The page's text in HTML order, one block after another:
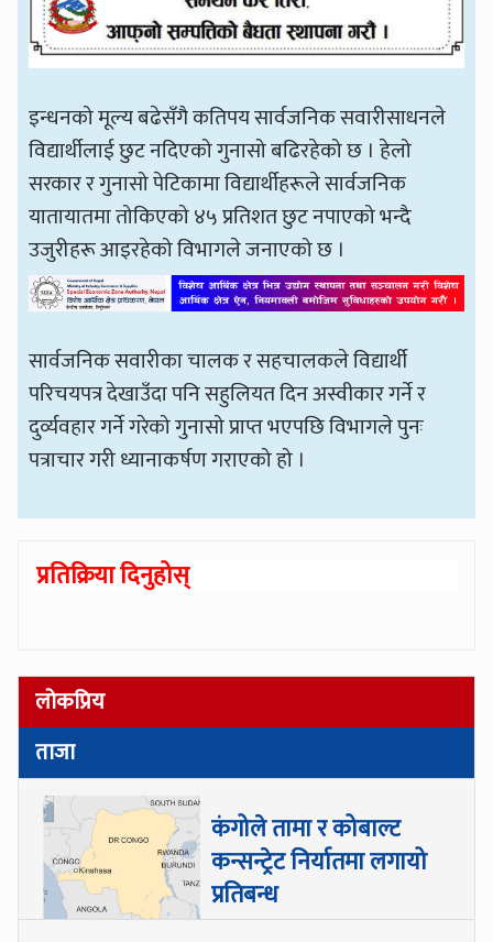
इन्धनको मूल्य बढेसँगै कतिपय सार्वजनिक सवारीसाधनले
विद्यार्थीलाई छुट नदिएको गुनासो बढिरहेको छ । हेलो
सरकार र गुनासो पेटिकामा विद्यार्थीहरूले सार्वजनिक
यातायातमा तोकिएको ४५ प्रतिशत छुट नपाएको भन्दै
उजुरीहरू आइरहेको विभागले जनाएको छ ।
सार्वजनिक सवारीका चालक र सहचालकले विद्यार्थी
परिचयपत्र देखाउँदा पनि सहुलियत दिन अस्वीकार गर्ने र
दुर्व्यवहार गर्ने गरेको गुनासो प्राप्त भएपछि विभागले पुनः
पत्राचार गरी ध्यानाकर्षण गराएको हो ।
प्रतिक्रिया दिनुहोस्
लोकप्रिय
ताजा
कंगोले तामा र कोबाल्ट
कन्सन्ट्रेट निर्यातमा लगायो
प्रतिबन्ध